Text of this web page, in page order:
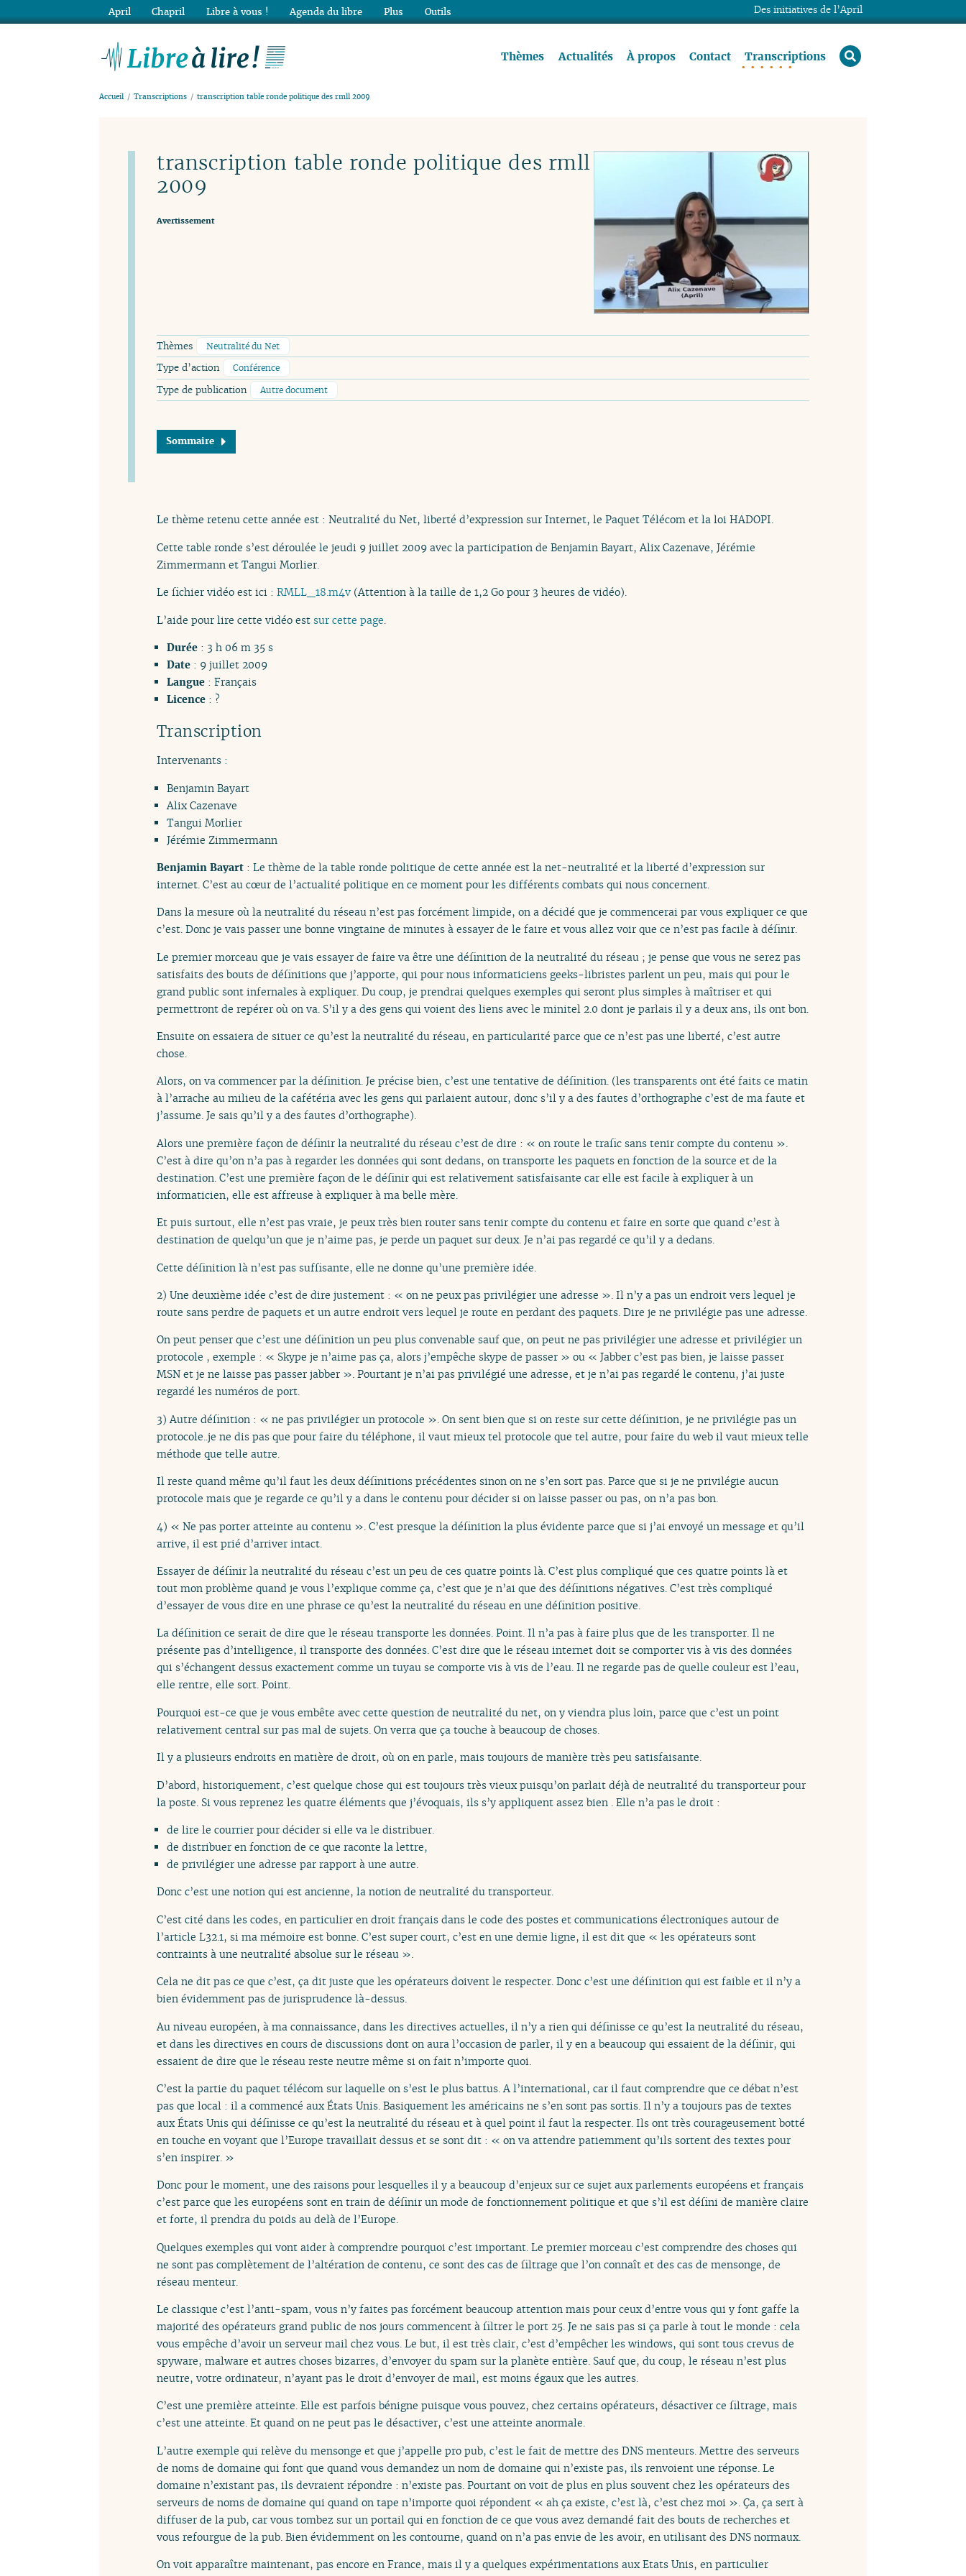
Thèmes Actualités À propos Contact Transcriptions rechercher
Accueil Transcriptions transcription table ronde politique des rmll 2009
transcription table ronde politique des rmll
2009
Avertissement
Thèmes Neutralité du Net
Type d’action Conférence
Type de publication Autre document
Sommaire
Le thème retenu cette année est : Neutralité du Net, liberté d’expression sur Internet, le Paquet Télécom et la loi HADOPI.
Cette table ronde s’est déroulée le jeudi 9 juillet 2009 avec la participation de Benjamin Bayart, Alix Cazenave, Jérémie
Zimmermann et Tangui Morlier.
Le fichier vidéo est ici : RMLL_18.m4v (Attention à la taille de 1,2 Go pour 3 heures de vidéo).
L’aide pour lire cette vidéo est sur cette page
Durée : 3 h 06 m 35 s
Date : 9 juillet 2009
Langue : Français
Licence : ?
Transcription
Intervenants :
Benjamin Bayart
Alix Cazenave
Tangui Morlier
Jérémie Zimmermann
Benjamin Bayart : Le thème de la table ronde politique de cette année est la net-neutralité et la liberté d’expression sur
internet. C’est au cœur de l’actualité politique en ce moment pour les différents combats qui nous concernent.
Dans la mesure où la neutralité du réseau n’est pas forcément limpide, on a décidé que je commencerai par vous expliquer ce que
c’est. Donc je vais passer une bonne vingtaine de minutes à essayer de le faire et vous allez voir que ce n’est pas facile à définir.
Le premier morceau que je vais essayer de faire va être une définition de la neutralité du réseau ; je pense que vous ne serez pas
satisfaits des bouts de définitions que j’apporte, qui pour nous informaticiens geeks-libristes parlent un peu, mais qui pour le
grand public sont infernales à expliquer. Du coup, je prendrai quelques exemples qui seront plus simples à maîtriser et qui
permettront de repérer où on va. S’il y a des gens qui voient des liens avec le minitel 2.0 dont je parlais il y a deux ans, ils ont bon.
Ensuite on essaiera de situer ce qu’est la neutralité du réseau, en particularité parce que ce n’est pas une liberté, c’est autre
chose.
Alors, on va commencer par la définition. Je précise bien, c’est une tentative de définition. (les transparents ont été faits ce matin
à l’arrache au milieu de la cafétéria avec les gens qui parlaient autour, donc s’il y a des fautes d’orthographe c’est de ma faute et
j’assume. Je sais qu’il y a des fautes d’orthographe).
Alors une première façon de définir la neutralité du réseau c’est de dire : « on route le trafic sans tenir compte du contenu ».
C’est à dire qu’on n’a pas à regarder les données qui sont dedans, on transporte les paquets en fonction de la source et de la
destination. C’est une première façon de le définir qui est relativement satisfaisante car elle est facile à expliquer à un
informaticien, elle est affreuse à expliquer à ma belle mère.
Et puis surtout, elle n’est pas vraie, je peux très bien router sans tenir compte du contenu et faire en sorte que quand c’est à
destination de quelqu’un que je n’aime pas, je perde un paquet sur deux. Je n’ai pas regardé ce qu’il y a dedans.
Cette définition là n’est pas suffisante, elle ne donne qu’une première idée.
2) Une deuxième idée c’est de dire justement : « on ne peux pas privilégier une adresse ». Il n’y a pas un endroit vers lequel je
route sans perdre de paquets et un autre endroit vers lequel je route en perdant des paquets. Dire je ne privilégie pas une adresse.
On peut penser que c’est une définition un peu plus convenable sauf que, on peut ne pas privilégier une adresse et privilégier un
protocole , exemple : « Skype je n’aime pas ça, alors j’empêche skype de passer » ou « Jabber c’est pas bien, je laisse passer
MSN et je ne laisse pas passer jabber ». Pourtant je n’ai pas privilégié une adresse, et je n’ai pas regardé le contenu, j’ai juste
regardé les numéros de port.
3) Autre définition : « ne pas privilégier un protocole ». On sent bien que si on reste sur cette définition, je ne privilégie pas un
protocole..je ne dis pas que pour faire du téléphone, il vaut mieux tel protocole que tel autre, pour faire du web il vaut mieux telle
méthode que telle autre.
Il reste quand même qu’il faut les deux définitions précédentes sinon on ne s’en sort pas. Parce que si je ne privilégie aucun
protocole mais que je regarde ce qu’il y a dans le contenu pour décider si on laisse passer ou pas, on n’a pas bon.
4) « Ne pas porter atteinte au contenu ». C’est presque la définition la plus évidente parce que si j’ai envoyé un message et qu’il
arrive, il est prié d’arriver intact.
Essayer de définir la neutralité du réseau c’est un peu de ces quatre points là. C’est plus compliqué que ces quatre points là et
tout mon problème quand je vous l’explique comme ça, c’est que je n’ai que des définitions négatives. C’est très compliqué
d’essayer de vous dire en une phrase ce qu’est la neutralité du réseau en une définition positive.
La définition ce serait de dire que le réseau transporte les données. Point. Il n’a pas à faire plus que de les transporter. Il ne
présente pas d’intelligence, il transporte des données. C’est dire que le réseau internet doit se comporter vis à vis des données
qui s’échangent dessus exactement comme un tuyau se comporte vis à vis de l’eau. Il ne regarde pas de quelle couleur est l’eau,
elle rentre, elle sort. Point.
Pourquoi est-ce que je vous embête avec cette question de neutralité du net, on y viendra plus loin, parce que c’est un point
relativement central sur pas mal de sujets. On verra que ça touche à beaucoup de choses.
Il y a plusieurs endroits en matière de droit, où on en parle, mais toujours de manière très peu satisfaisante.
D’abord, historiquement, c’est quelque chose qui est toujours très vieux puisqu’on parlait déjà de neutralité du transporteur pour
la poste. Si vous reprenez les quatre éléments que j’évoquais, ils s’y appliquent assez bien . Elle n’a pas le droit :
de lire le courrier pour décider si elle va le distribuer.
de distribuer en fonction de ce que raconte la lettre,
de privilégier une adresse par rapport à une autre.
Donc c’est une notion qui est ancienne, la notion de neutralité du transporteur.
C’est cité dans les codes, en particulier en droit français dans le code des postes et communications électroniques autour de
l’article L32.1, si ma mémoire est bonne. C’est super court, c’est en une demie ligne, il est dit que « les opérateurs sont
contraints à une neutralité absolue sur le réseau ».
Cela ne dit pas ce que c’est, ça dit juste que les opérateurs doivent le respecter. Donc c’est une définition qui est faible et il n’y a
bien évidemment pas de jurisprudence là-dessus.
Au niveau européen, à ma connaissance, dans les directives actuelles, il n’y a rien qui définisse ce qu’est la neutralité du réseau,
et dans les directives en cours de discussions dont on aura l’occasion de parler, il y en a beaucoup qui essaient de la définir, qui
essaient de dire que le réseau reste neutre même si on fait n’importe quoi.
C’est la partie du paquet télécom sur laquelle on s’est le plus battus. A l’international, car il faut comprendre que ce débat n’est
pas que local : il a commencé aux États Unis. Basiquement les américains ne s’en sont pas sortis. Il n’y a toujours pas de textes
aux États Unis qui définisse ce qu’est la neutralité du réseau et à quel point il faut la respecter. Ils ont très courageusement botté
en touche en voyant que l’Europe travaillait dessus et se sont dit : « on va attendre patiemment qu’ils sortent des textes pour
s’en inspirer. »
Donc pour le moment, une des raisons pour lesquelles il y a beaucoup d’enjeux sur ce sujet aux parlements européens et français
c’est parce que les européens sont en train de définir un mode de fonctionnement politique et que s’il est défini de manière claire
et forte, il prendra du poids au delà de l’Europe.
Quelques exemples qui vont aider à comprendre pourquoi c’est important. Le premier morceau c’est comprendre des choses qui
ne sont pas complètement de l’altération de contenu, ce sont des cas de filtrage que l’on connaît et des cas de mensonge, de
réseau menteur.
Le classique c’est l’anti-spam, vous n’y faites pas forcément beaucoup attention mais pour ceux d’entre vous qui y font gaffe la
majorité des opérateurs grand public de nos jours commencent à filtrer le port 25. Je ne sais pas si ça parle à tout le monde : cela
vous empêche d’avoir un serveur mail chez vous. Le but, il est très clair, c’est d’empêcher les windows, qui sont tous crevus de
spyware, malware et autres choses bizarres, d’envoyer du spam sur la planète entière. Sauf que, du coup, le réseau n’est plus
neutre, votre ordinateur, n’ayant pas le droit d’envoyer de mail, est moins égaux que les autres.
C’est une première atteinte. Elle est parfois bénigne puisque vous pouvez, chez certains opérateurs, désactiver ce filtrage, mais
c’est une atteinte. Et quand on ne peut pas le désactiver, c’est une atteinte anormale.
L’autre exemple qui relève du mensonge et que j’appelle pro pub, c’est le fait de mettre des DNS menteurs. Mettre des serveurs
de noms de domaine qui font que quand vous demandez un nom de domaine qui n’existe pas, ils renvoient une réponse. Le
domaine n’existant pas, ils devraient répondre : n’existe pas. Pourtant on voit de plus en plus souvent chez les opérateurs des
serveurs de noms de domaine qui quand on tape n’importe quoi répondent « ah ça existe, c’est là, c’est chez moi ». Ça, ça sert à
diffuser de la pub, car vous tombez sur un portail qui en fonction de ce que vous avez demandé fait des bouts de recherches et
vous refourgue de la pub. Bien évidemment on les contourne, quand on n’a pas envie de les avoir, en utilisant des DNS normaux.
On voit apparaître maintenant, pas encore en France, mais il y a quelques expérimentations aux Etats Unis, en particulier
Des initiatives de l’April
April Chapril Libre à vous ! Agenda du libre Plus Outils